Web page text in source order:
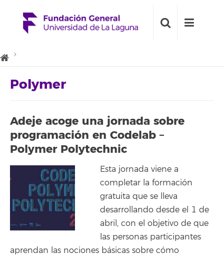
Polymer
Adeje acoge una jornada sobre
programación en Codelab –
Polymer Polytechnic
Esta jornada viene a
completar la formación
gratuita que se lleva
desarrollando desde el 1 de
abril, con el objetivo de que
las personas participantes
aprendan las nociones básicas sobre cómo